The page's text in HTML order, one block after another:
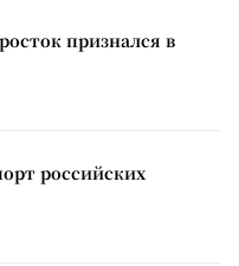
признался в
российских